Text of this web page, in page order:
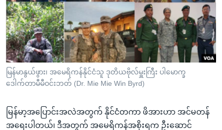
အ
ညွန်း
စာမျက်နှာ
သို့
ကျော်
ကြည့်
ရန်
ရန်
နေရာ
သုတပဒေသာ အင်္ဂလိပ်စာ
Learning English
ဗွီအိုအေ လူမှုကွန်ယက်များ
မြန်မာနွယ်ဖွား၊ အမေရိကန်နိုင်ငံသူ ဒုတိယဗိုလ်မှူးကြီး ပါမောက္ခ
ဒေါက်တာမီမီဝင်းဘတ် (Dr. Mie Mie Win Byrd)
မြန်မာ့အပြောင်းအလဲအတွက် နိုင်ငံတကာ ဖိအားဟာ အင်မတန်
အရေးပါတယ်၊ ဒီအတွက် အမေရိကန်အစိုးရက ဦးဆောင်